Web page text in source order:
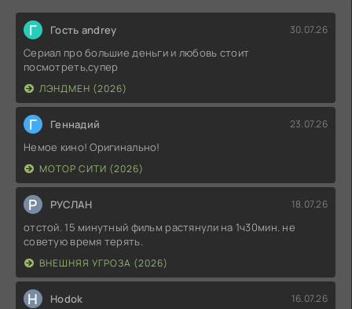
Г Гость andrey 30.07.26
Сериал про большие деньги и любовь стоит
посмотреть,супер
ЛЭНДМЕН (2026)
Г Геннадий 23.07.26
Немое кино! Оригинально!
МОТОР СИТИ (2026)
Р РУСЛАН 18.07.26
отстой. 15 минутный фильм растянули на 1ч30мин. не
советую время терять.
ВНЕШНЯЯ УГРОЗА (2026)
H Hodok 16.07.26